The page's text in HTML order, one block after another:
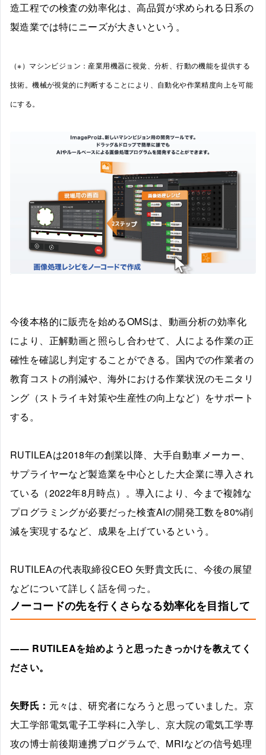
造工程での検査の効率化は、高品質が求められる日系の
製造業では特にニーズが大きいという。
（※）マシンビジョン：産業用機器に視覚、分析、行動の機能を提供する
技術。機械が視覚的に判断することにより、自動化や作業精度向上を可能
にする。
今後本格的に販売を始めるOMSは、動画分析の効率化
により、正解動画と照らし合わせて、人による作業の正
確性を確認し判定することができる。国内での作業者の
教育コストの削減や、海外における作業状況のモニタリ
ング（ストライキ対策や生産性の向上など）をサポート
する。
RUTILEAは2018年の創業以降、大手自動車メーカー、
サプライヤーなど製造業を中心とした大企業に導入され
ている（2022年8月時点）。導入により、今まで複雑な
プログラミングが必要だった検査AIの開発工数を80%削
減を実現するなど、成果を上げているという。
RUTILEAの代表取締役CEO 矢野貴文氏に、今後の展望
などについて詳しく話を伺った。
ノーコードの先を行くさらなる効率化を目指して
―― RUTILEAを始めようと思ったきっかけを教えてく
ださい。
矢野氏： 元々は、研究者になろうと思っていました。京
大工学部電気電子工学科に入学し、京大院の電気工学専
攻の博士前後期連携プログラムで、MRIなどの信号処理